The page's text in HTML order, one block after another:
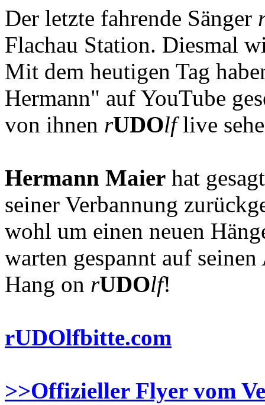
Der letzte fahrende Sänger
Flachau Station. Diesmal
Mit dem heutigen Tag
Hermann" auf YouTube
von ihnen rUDOlflive
Hermann Maier hat
seiner Verbannung
wohl um einen neuen
warten gespannt auf
Hang on rUDOlf!
rUDOlfbitte.com
>>Offizieller Flyer vom